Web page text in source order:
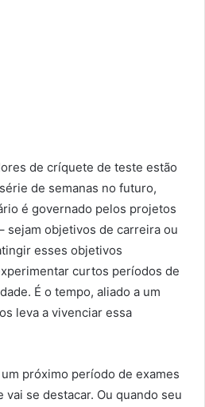
de críquete de teste estão
de semanas no futuro,
é governado pelos projetos
sejam objetivos de carreira ou
esses objetivos
curtos períodos de
É o tempo, aliado a um
leva a vivenciar essa
próximo período de exames
vai se destacar. Ou quando seu